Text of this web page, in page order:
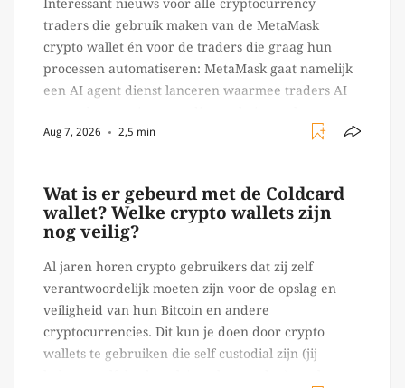
Interessant nieuws voor alle cryptocurrency
traders die gebruik maken van de MetaMask
crypto wallet én voor de traders die graag hun
processen automatiseren: MetaMask gaat namelijk
een AI agent dienst lanceren waarmee traders AI
verrichten, zoals het daadwerkelijk uitvoeren van
Aug 7, 2026 2,5 min
Wat is er gebeurd met de Coldcard
wallet? Welke crypto wallets zijn
nog veilig?
Al jaren horen crypto gebruikers dat zij zelf
verantwoordelijk moeten zijn voor de opslag en
veiligheid van hun Bitcoin en andere
cryptocurrencies. Dit kun je doen door crypto
wallets te gebruiken die self custodial zijn (jij